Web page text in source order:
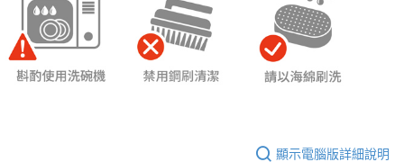
顯示電腦版詳細說明